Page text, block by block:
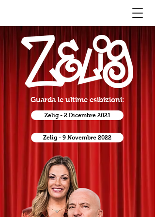
Guarda le ultime esibizioni:
Zelig - 2 Dicembre 2021
Zelig - 9 Novembre 2022